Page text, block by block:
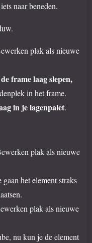
naar beneden.
plak als nieuwe
frame laag slepen,
in het frame.
in je lagenpalet.
plak als nieuwe
het element straks
plak als nieuwe
nu kun je de element